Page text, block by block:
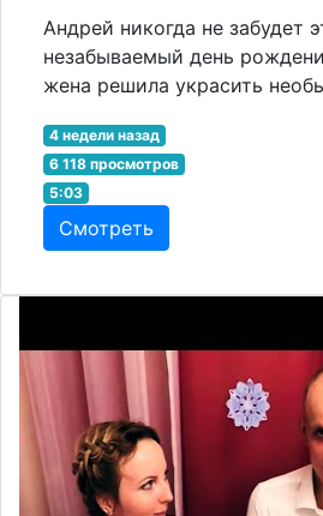
Андрей никогда не забудет
незабываемый день
жена решила украсить
4 недели назад
6 118 просмотров
5:03
Смотреть